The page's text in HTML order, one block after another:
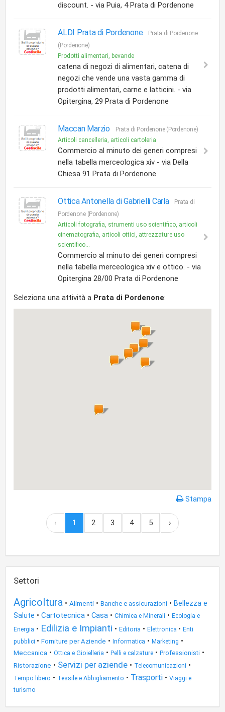
discount. - via Puia, 4 Prata di Pordenone
ALDI Prata di Pordenone
Prata di Pordenone
(Pordenone)
Prodotti alimentari, bevande
catena di negozi di alimentari, catena di
negozi che vende una vasta gamma di
prodotti alimentari, carne e latticini. - via
Opitergina, 29 Prata di Pordenone
Maccan Marzio
Prata di Pordenone (Pordenone)
Articoli cancelleria, articoli cartoleria
Commercio al minuto dei generi compresi
nella tabella merceologica xiv - via Della
Chiesa 91 Prata di Pordenone
Ottica Antonella di Gabrielli Carla
Prata di
Pordenone (Pordenone)
Articoli fotografia, strumenti uso scientifico, articoli
cinematografia, articoli ottici, attrezzature uso
scientifico...
Commercio al minuto dei generi compresi
nella tabella merceologica xiv e ottico. - via
Opitergina 28/00 Prata di Pordenone
Seleziona una attività a Prata di Pordenone:
Stampa
‹ 1 2 3 4 5 ›
Settori
Agricoltura • Alimenti • Banche e assicurazioni • Bellezza e
Salute • Cartotecnica • Casa • Chimica e Minerali • Ecologia e
Energia • Edilizia e Impianti • Editoria • Elettronica • Enti
pubblici • Forniture per Aziende • Informatica • Marketing •
Meccanica • Ottica e Gioielleria • Pelli e calzature • Professionisti •
Ristorazione • Servizi per aziende • Telecomunicazioni •
Tempo libero • Tessile e Abbigliamento • Trasporti • Viaggi e
turismo